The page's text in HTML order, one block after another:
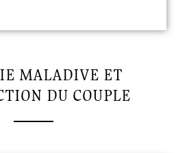
MALADIVE ET
DU COUPLE